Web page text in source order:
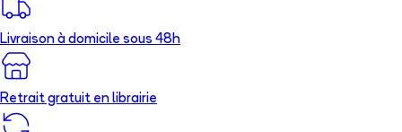
Livraison à domicile sous 48h
Retrait gratuit en librairie